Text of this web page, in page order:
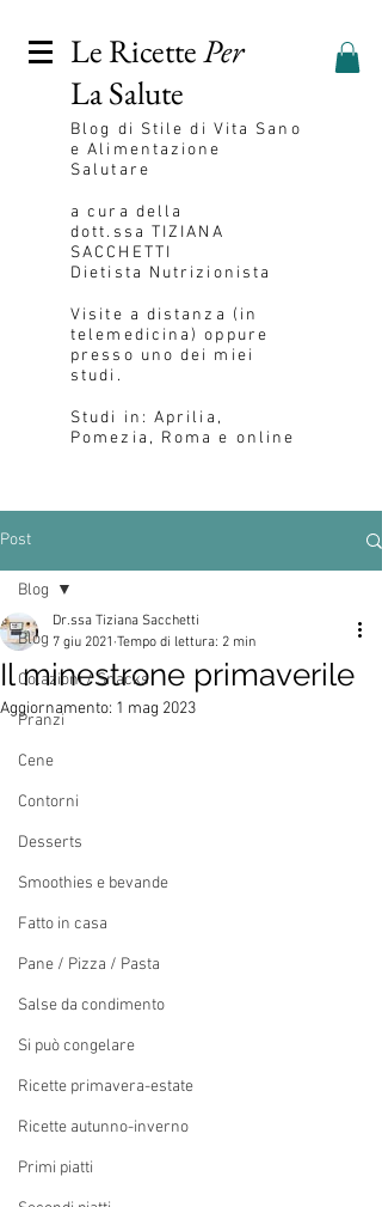
Le RicettePer
La Salute
Blog di Stile di Vita Sano
e Alimentazione
Salutare
a cura della
dott.ssa TIZIANA
SACCHETTI
Dietista Nutrizionista
Visite a distanza (in
telemedicina) oppure
presso uno dei miei
studi.
Studi in: Aprilia,
Pomezia, Roma e online
Post
Blog
Colazioni / Snacks
Pranzi
Cene
Contorni
Desserts
Smoothies e bevande
Fatto in casa
Pane / Pizza / Pasta
Salse da condimento
Si può congelare
Ricette primavera-estate
Ricette autunno-inverno
Primi piatti
Blog
Il minestrone primaverile
Dr.ssa Tiziana Sacchetti
7 giu 2021 Tempo di lettura: 2 min
Aggiornamento: 1 mag 2023